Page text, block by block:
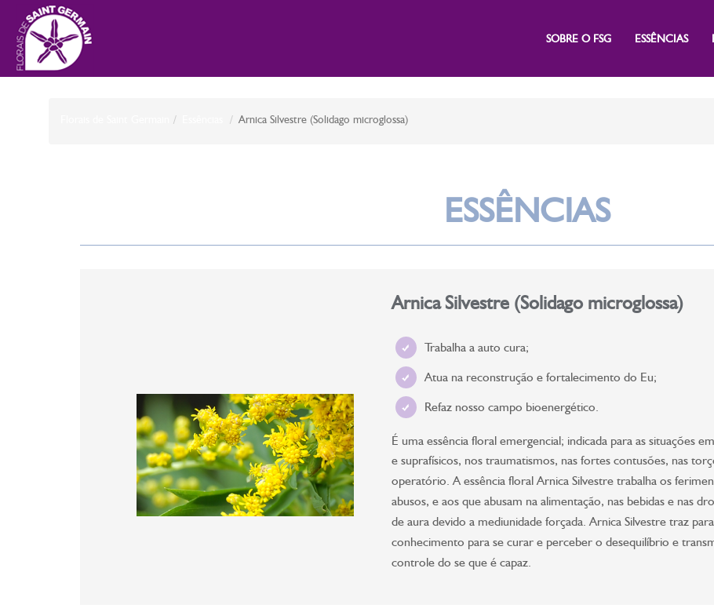
SOBRE O FSG ESSÊNCIAS
Arnica Silvestre (Solidago microglossa)
ESSÊNCIAS
Arnica Silvestre (Solidago microglossa)
Trabalha a auto cura;
Atua na reconstrução e fortalecimento do Eu;
Refaz nosso campo bioenergético.
É uma essência floral emergencial; indicada para as situações
e suprafísicos, nos traumatismos, nas fortes contusões, nas
operatório. A essência floral Arnica Silvestre trabalha os
abusos, e aos que abusam na alimentação, nas bebidas e nas
de aura devido a mediunidade forçada. Arnica Silvestre traz
conhecimento para se curar e perceber o desequilíbrio e
controle do se que é capaz.